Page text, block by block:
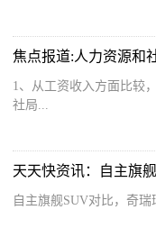
焦点报道:人力资源和
1、从工资收入方面比较
社局...
自主旗舰SUV对比，奇